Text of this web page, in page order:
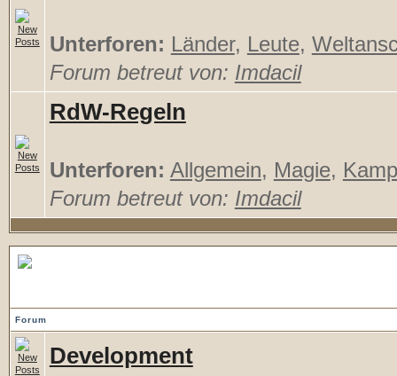
Unterforen: Länder, Leute,
Forum betreut von: Imdacil
RdW-Regeln
Unterforen: Allgemein, Magie,
Forum betreut von: Imdacil
Forum
Development